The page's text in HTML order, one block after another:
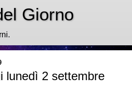
Giorno
lunedì 2 settembre